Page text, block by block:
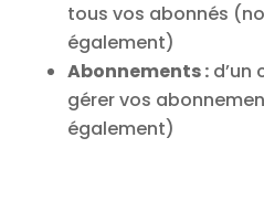
tous vos abonnés
également)
Abonnements :d’un
gérer vos
également)